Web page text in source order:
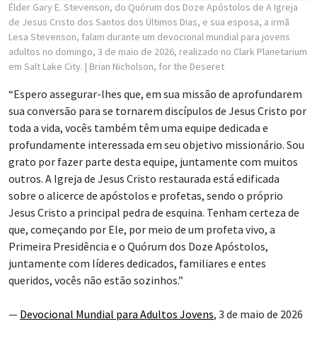
Élder Gary E. Stevenson, do Quórum dos Doze Apóstolos de A Igreja
de Jesus Cristo dos Santos dos Últimos Dias, e sua esposa, a irmã
Lesa Stevenson, falam durante um devocional mundial para jovens
adultos no domingo, 3 de maio de 2026, realizado no Clark Planetarium
em Salt Lake City. | Brian Nicholson, for the Deseret
“Espero assegurar-lhes que, em sua missão de aprofundarem
sua conversão para se tornarem discípulos de Jesus Cristo por
toda a vida, vocês também têm uma equipe dedicada e
profundamente interessada em seu objetivo missionário. Sou
grato por fazer parte desta equipe, juntamente com muitos
outros. A Igreja de Jesus Cristo restaurada está edificada
sobre o alicerce de apóstolos e profetas, sendo o próprio
Jesus Cristo a principal pedra de esquina. Tenham certeza de
que, começando por Ele, por meio de um profeta vivo, a
Primeira Presidência e o Quórum dos Doze Apóstolos,
juntamente com líderes dedicados, familiares e entes
queridos, vocês não estão sozinhos.”
— Devocional Mundial para Adultos Jovens, 3 de maio de 2026